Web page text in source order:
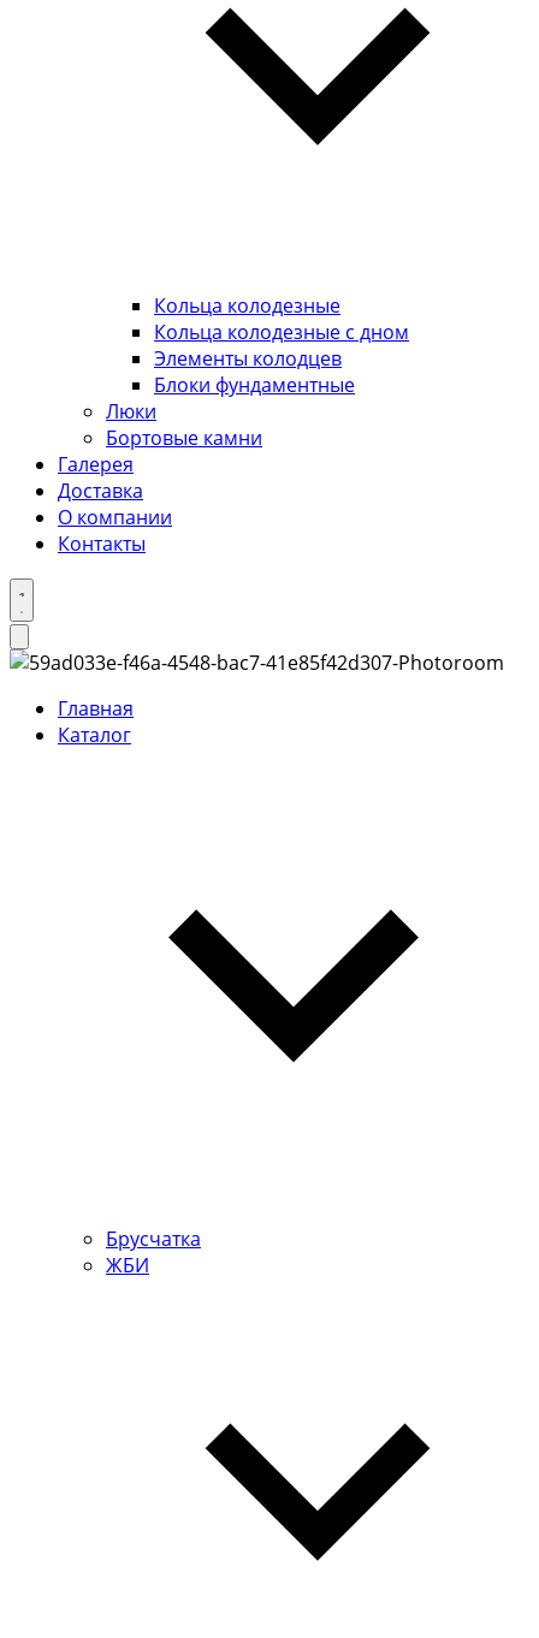
Кольца колодезные
Кольца колодезные с дном
Элементы колодцев
Блоки фундаментные
Люки
Бортовые камни
Галерея
Доставка
О компании
Контакты
Главная
Каталог
Брусчатка
ЖБИ